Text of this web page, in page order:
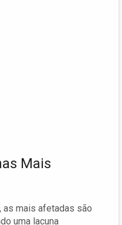
Mais
as mais afetadas são
uma lacuna